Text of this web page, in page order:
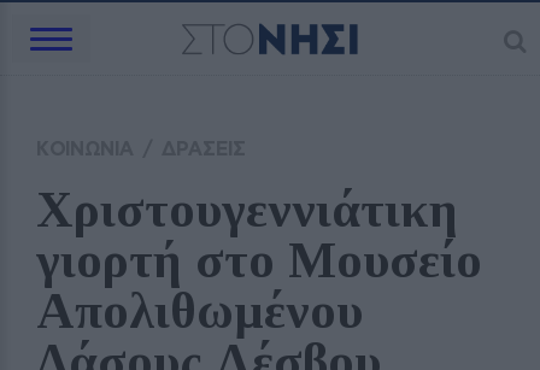
Χριστουγεννιάτικη
γιορτή στο Μουσείο
Απολιθωμένου